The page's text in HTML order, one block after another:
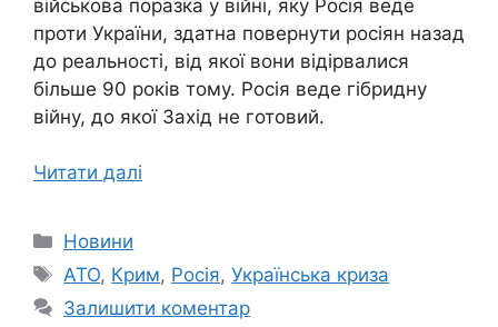
військова поразка у війні, яку Росія веде
проти України, здатна повернути росіян назад
до реальності, від якої вони відірвалися
більше 90 років тому. Росія веде гібридну
війну, до якої Захід не готовий.
Читати далі
Категорії
Новини
Позначки
АТО, Крим, Росія,Українська криза
Залишити коментар